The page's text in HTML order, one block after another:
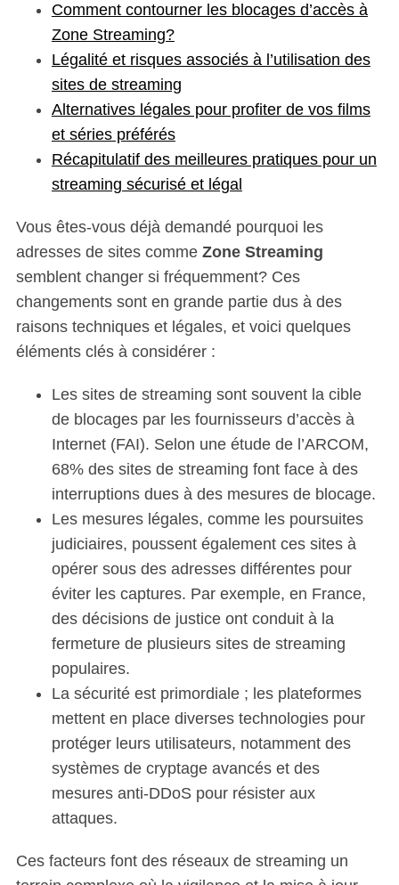
Comment contourner les blocages d’accès à
Zone Streaming?
Légalité et risques associés à l’utilisation des
sites de streaming
Alternatives légales pour profiter de vos films
et séries préférés
Récapitulatif des meilleures pratiques pour un
streaming sécurisé et légal
Vous êtes-vous déjà demandé pourquoi les
adresses de sites comme Zone Streaming
semblent changer si fréquemment? Ces
changements sont en grande partie dus à des
raisons techniques et légales, et voici quelques
éléments clés à considérer :
Les sites de streaming sont souvent la cible
de blocages par les fournisseurs d’accès à
Internet (FAI). Selon une étude de l’ARCOM,
68% des sites de streaming font face à des
interruptions dues à des mesures de blocage.
Les mesures légales, comme les poursuites
judiciaires, poussent également ces sites à
opérer sous des adresses différentes pour
éviter les captures. Par exemple, en France,
des décisions de justice ont conduit à la
fermeture de plusieurs sites de streaming
populaires.
La sécurité est primordiale ; les plateformes
mettent en place diverses technologies pour
protéger leurs utilisateurs, notamment des
systèmes de cryptage avancés et des
mesures anti-DDoS pour résister aux
attaques.
Ces facteurs font des réseaux de streaming un